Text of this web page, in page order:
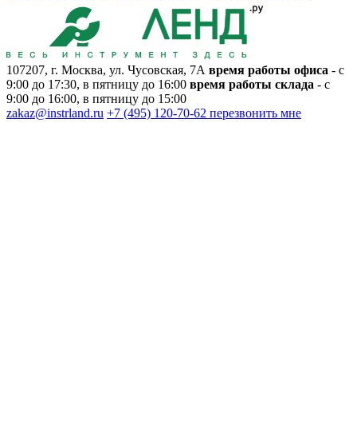
107207, г. Москва, ул. Чусовская, 7А время работы офиса - с
9:00 до 17:30, в пятницу до 16:00 время работы склада - с
9:00 до 16:00, в пятницу до 15:00
zakaz@instrland.ru +7 (495) 120-70-62 перезвонить мне